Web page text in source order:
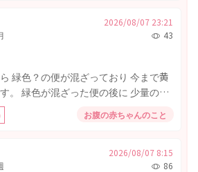
2026/08/07 23:21
43
緑色？の便が混ざっており 今まで黄
。 緑色が混ざった便の後に 少量の便
戻っていました。 赤丸の部分が緑色
分です。
お腹の赤ちゃんのこと
2026/08/07 8:15
86